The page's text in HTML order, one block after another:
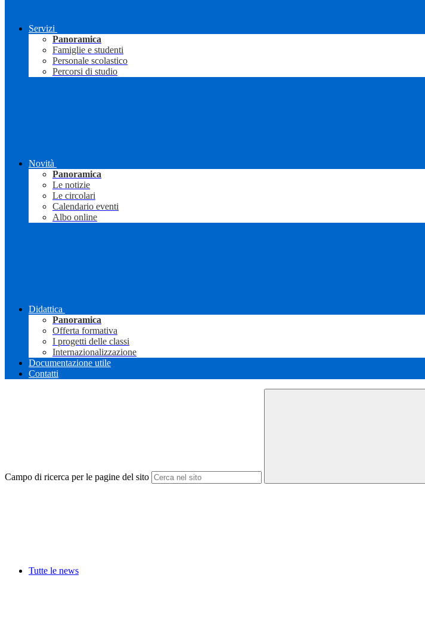
Servizi
Panoramica
Famiglie e studenti
Personale scolastico
Percorsi di studio
Novità
Panoramica
Le notizie
Le circolari
Calendario eventi
Albo online
Didattica
Panoramica
Offerta formativa
I progetti delle classi
Internazionalizzazione
Documentazione utile
Contatti
Campo di ricerca per le pagine del sito
Tutte le news